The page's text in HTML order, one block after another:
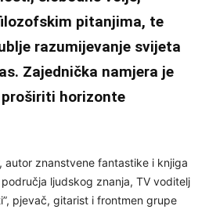
pitanjima, te
razumijevanje svijeta
Zajednička namjera je
horizonte
autor znanstvene fantastike i knjiga
ljudskog znanja, TV voditelj
pjevač, gitarist i frontmen grupe